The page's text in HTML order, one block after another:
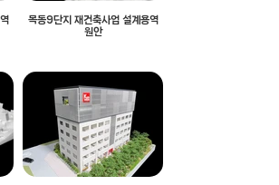
목동9단지 재건축사업 설계용역
원안